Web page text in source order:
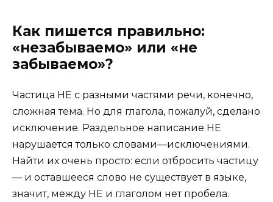
Как пишется правильно:
«незабываемо» или «не
забываемо»?
Частица НЕ с разными частями речи, конечно,
сложная тема. Но для глагола, пожалуй, сделано
исключение. Раздельное написание НЕ
нарушается только словами—исключениями.
Найти их очень просто: если отбросить частицу
— и оставшееся слово не существует в языке,
значит, между НЕ и глаголом нет пробела.